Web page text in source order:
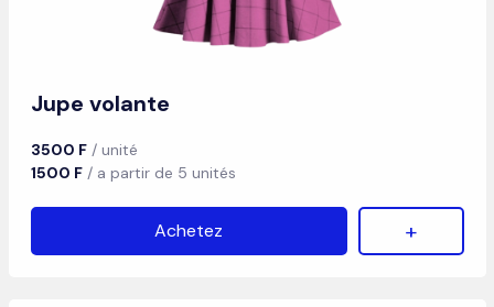
Jupe volante
3500 F/ unité
1500 F/ a partir de 5 unités
Achetez +